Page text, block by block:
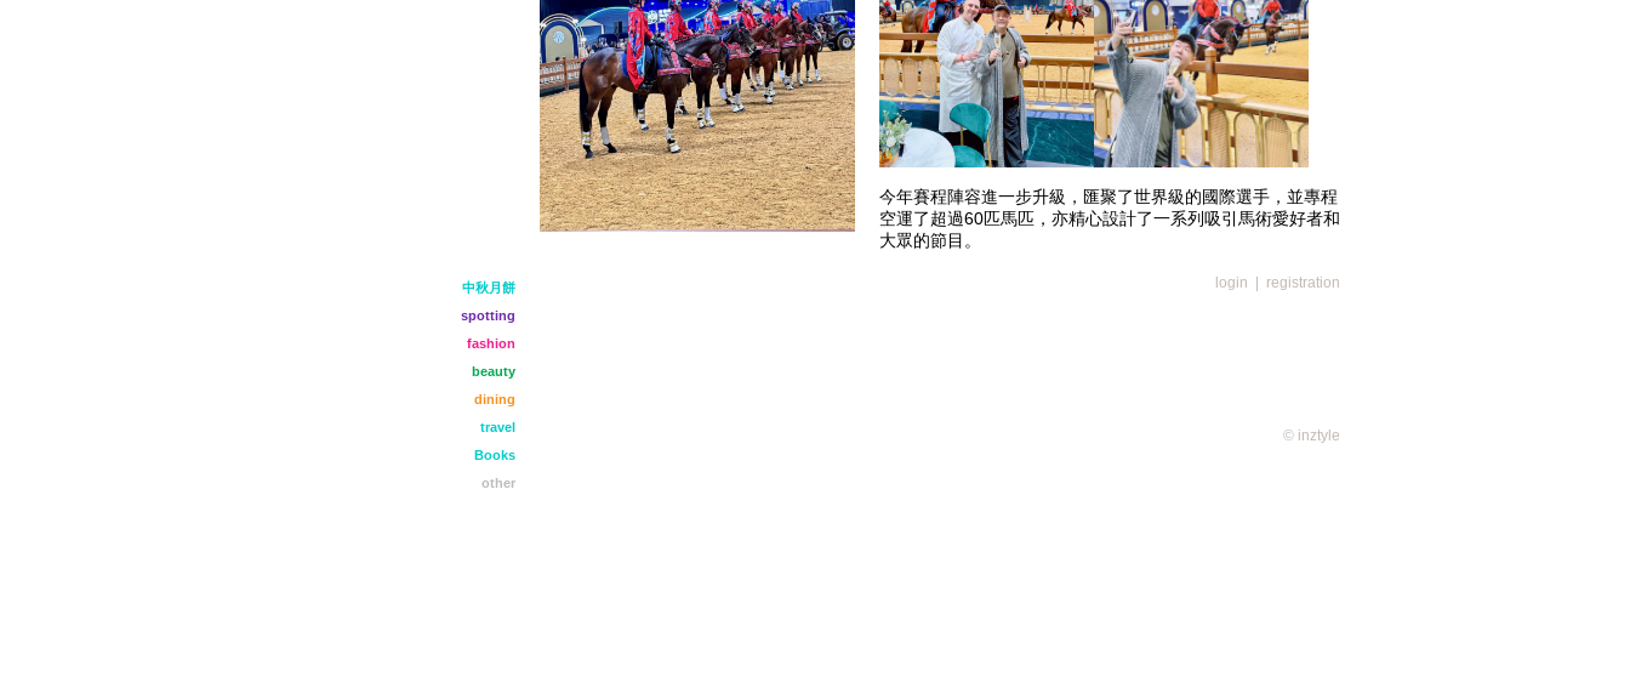
今年賽程陣容進一步升級，匯聚了世界級的國際選手，並專程
空運了超過60匹馬匹，亦精心設計了一系列吸引馬術愛好者和
大眾的節目。
中秋月餅
spotting
fashion
beauty
dining
travel
Books
other
login registration
© inztyle